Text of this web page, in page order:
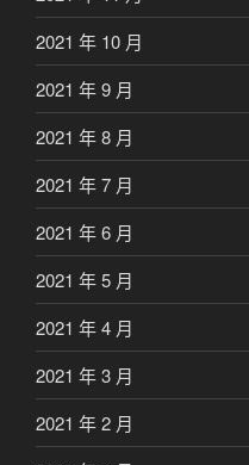
2021 年 10 月
2021 年 9 月
2021 年 8 月
2021 年 7 月
2021 年 6 月
2021 年 5 月
2021 年 4 月
2021 年 3 月
2021 年 2 月